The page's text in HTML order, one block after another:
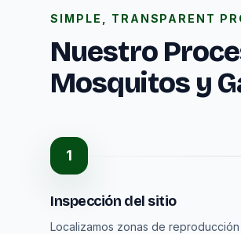
SIMPLE, TRANSPARENT
Nuestro
Mosquitos y
1
Inspección del sitio
Localizamos zonas de